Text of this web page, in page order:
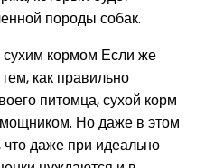
породы собак.
Если же
как правильно
питомца, сухой корм
Но даже в этом
даже при идеально